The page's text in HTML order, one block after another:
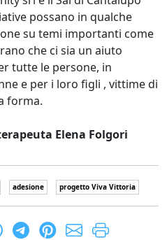
possano in qualche
su temi importanti come
che ci sia un aiuto
tutte le persone, in
e per i loro figli , vittime di
forma.
Elena Folgori
adesione progetto Viva Vittoria